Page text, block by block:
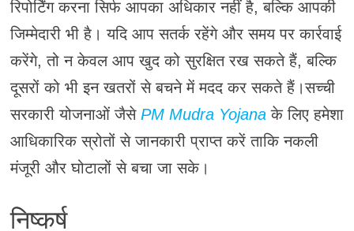
रिपोर्टिंग करना सिर्फ आपका अधिकार नहीं है, बल्कि आपकी
जिम्मेदारी भी है। यदि आप सतर्क रहेंगे और समय पर कार्रवाई
करेंगे, तो न केवल आप खुद को सुरक्षित रख सकते हैं, बल्कि
दूसरों को भी इन खतरों से बचने में मदद कर सकते हैं।सच्ची
सरकारी योजनाओं जैसे PM Mudra Yojanaके लिए हमेशा
आधिकारिक स्रोतों से जानकारी प्राप्त करें ताकि नकली
मंजूरी और घोटालों से बचा जा सके।
निष्कर्ष